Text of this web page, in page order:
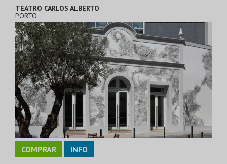
TEATRO CARLOS ALBERTO
PORTO
COMPRAR INFO